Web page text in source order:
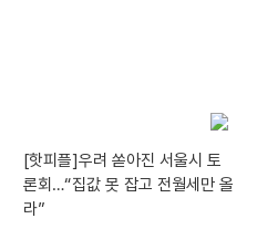
[핫피플]우려 쏟아진 서울시 토
론회…“집값 못 잡고 전월세만 올
라”